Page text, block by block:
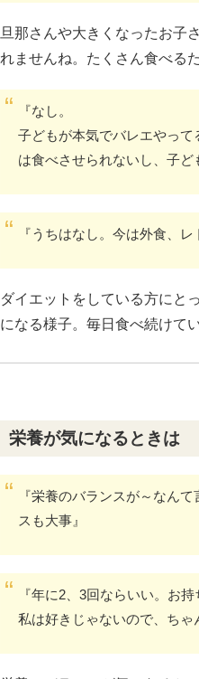
旦那さんや大きくなったお子
れませんね。たくさん食べる
『なし。
子どもが本気でバレエやっ
は食べさせられないし、子ど
『うちはなし。今は外食、
ダイエットをしている方にと
になる様子。毎日食べ続けて
栄養が気になるときは
『栄養のバランスが～なん
スも大事』
『年に2、3回ならいい。お
私は好きじゃないので、ちゃ